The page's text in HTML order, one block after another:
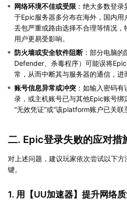
网络环境不佳或受限 ：绝大多数登
于Epic服务器多分布在海外，国内用
丢包严重或路由选择不合理等情况
用户更易受影响。
防火墙或安全软件阻断 ：部分电脑
Defender、杀毒程序）可能误将
常，从而中断其与服务器的通信，进
账号信息异常或冲突 ：如输入密码
录，或主机账号已与其他Epic账号绑
“无效凭证”或“该platform账户已关联
二. Epic登录失败的应对措
对上述问题，建议玩家依次尝试以下
键。
1. 用【UU加速器】提升网络